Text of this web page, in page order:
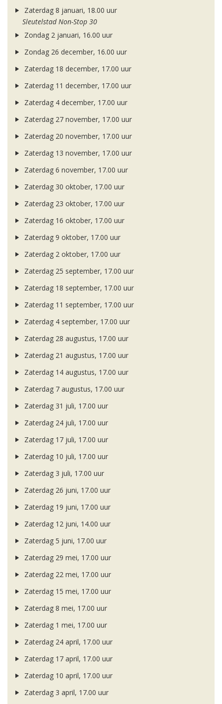
Zaterdag 8 januari, 18.00 uur
Sleutelstad Non-Stop 30
Zondag 2 januari, 16.00 uur
Zondag 26 december, 16.00 uur
Zaterdag 18 december, 17.00 uur
Zaterdag 11 december, 17.00 uur
Zaterdag 4 december, 17.00 uur
Zaterdag 27 november, 17.00 uur
Zaterdag 20 november, 17.00 uur
Zaterdag 13 november, 17.00 uur
Zaterdag 6 november, 17.00 uur
Zaterdag 30 oktober, 17.00 uur
Zaterdag 23 oktober, 17.00 uur
Zaterdag 16 oktober, 17.00 uur
Zaterdag 9 oktober, 17.00 uur
Zaterdag 2 oktober, 17.00 uur
Zaterdag 25 september, 17.00 uur
Zaterdag 18 september, 17.00 uur
Zaterdag 11 september, 17.00 uur
Zaterdag 4 september, 17.00 uur
Zaterdag 28 augustus, 17.00 uur
Zaterdag 21 augustus, 17.00 uur
Zaterdag 14 augustus, 17.00 uur
Zaterdag 7 augustus, 17.00 uur
Zaterdag 31 juli, 17.00 uur
Zaterdag 24 juli, 17.00 uur
Zaterdag 17 juli, 17.00 uur
Zaterdag 10 juli, 17.00 uur
Zaterdag 3 juli, 17.00 uur
Zaterdag 26 juni, 17.00 uur
Zaterdag 19 juni, 17.00 uur
Zaterdag 12 juni, 14.00 uur
Zaterdag 5 juni, 17.00 uur
Zaterdag 29 mei, 17.00 uur
Zaterdag 22 mei, 17.00 uur
Zaterdag 15 mei, 17.00 uur
Zaterdag 8 mei, 17.00 uur
Zaterdag 1 mei, 17.00 uur
Zaterdag 24 april, 17.00 uur
Zaterdag 17 april, 17.00 uur
Zaterdag 10 april, 17.00 uur
Zaterdag 3 april, 17.00 uur